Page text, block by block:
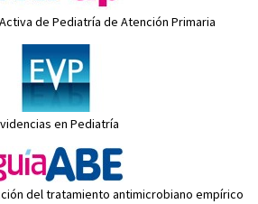
de Pediatría de Atención Primaria
en Pediatría
del tratamiento antimicrobiano empírico